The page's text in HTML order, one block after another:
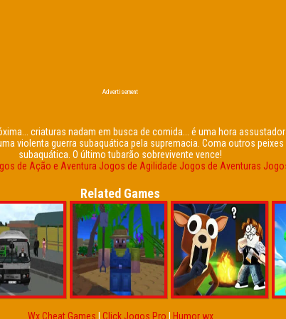
Advertisement
criaturas nadam em busca de comida... é uma hora
violenta guerra subaquática pela supremacia. Coma outros
subaquática. O último tubarão sobrevivente vence!
de Ação e Aventura Jogos de Agilidade Jogos de Aventuras
Related Games
Wx Cheat Games Click Jogos Pro Humor wx